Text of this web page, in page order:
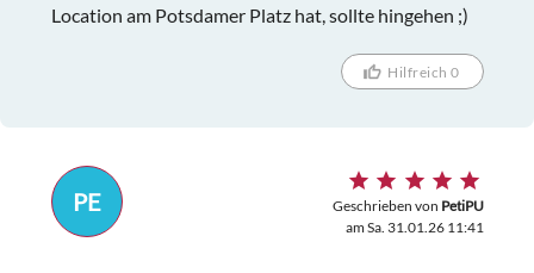
Location am Potsdamer Platz hat, sollte hingehen ;)
Hilfreich 0
PE Geschrieben von PetiPU
am Sa. 31.01.26 11:41